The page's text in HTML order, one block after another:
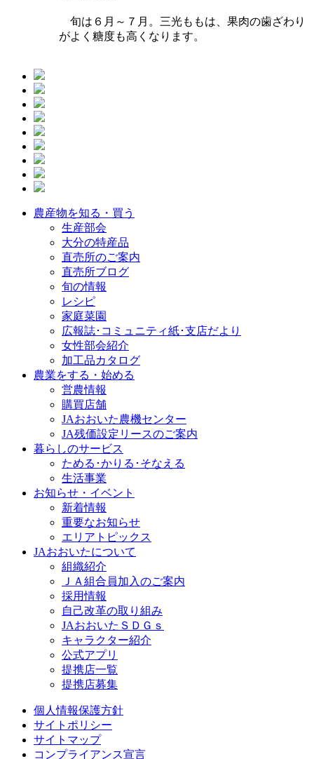
旬は６月～７月。三光ももは、果肉の歯ざわり
がよく糖度も高くなります。
農産物を知る・買う
生産部会
大分の特産品
直売所のご案内
直売所ブログ
旬の情報
レシピ
家庭菜園
広報誌･コミュニティ紙･支店だより
女性部会紹介
加工品カタログ
農業をする・始める
営農情報
購買店舗
JAおおいた農機センター
JA残価設定リースのご案内
暮らしのサービス
ためる･かりる･そなえる
生活事業
お知らせ・イベント
新着情報
重要なお知らせ
エリアトピックス
JAおおいたについて
組織紹介
ＪＡ組合員加入のご案内
採用情報
自己改革の取り組み
JAおおいたＳＤＧｓ
キャラクター紹介
公式アプリ
提携店一覧
提携店募集
個人情報保護方針
サイトポリシー
サイトマップ
コンプライアンス宣言